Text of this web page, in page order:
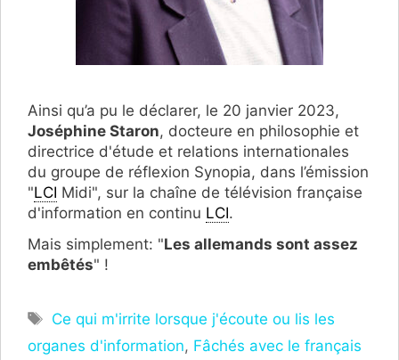
Ainsi qu’a pu le déclarer, le 20 janvier 2023,
Joséphine Staron, docteure en philosophie et
directrice d'étude et relations internationales
du groupe de réflexion Synopia, dans l’émission
"LCI Midi", sur la chaîne de télévision française
d'information en continu LCI.
Mais simplement: "Les allemands sont assez
embêtés" !
Étiquettes
Ce qui m'irrite lorsque j'écoute ou lis les
organes d'information, Fâchés avec le français